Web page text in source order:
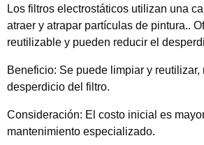
Los filtros electrostáticos utilizan una
atraer y atrapar partículas de pintura..
reutilizable y pueden reducir el
Beneficio: Se puede limpiar y reutilizar,
desperdicio del filtro.
Consideración: El costo inicial es
mantenimiento especializado.